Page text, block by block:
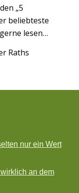
„5
beliebteste
lesen…
Raths
nur ein Wert
an dem